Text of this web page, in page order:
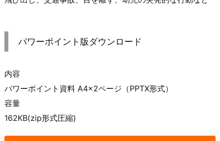
パワーポイント版ダウンロード
内容
パワーポイント資料 A4×2ページ（PPTX形式）
容量
162KB(zip形式圧縮)